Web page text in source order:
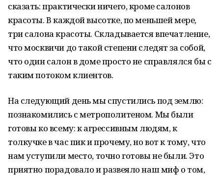
сказать: практически ничего, кроме салонов
красоты. В каждой высотке, по меньшей мере,
три салона красоты. Складывается впечатление,
что москвичи до такой степени следят за собой,
что один салон в доме просто не справлялся бы с
таким потоком клиентов.
На следующий день мы спустились под землю:
познакомились с метрополитеном. Мы были
готовы ко всему: к агрессивным людям, к
толкучке в час пик и прочему, но вот к тому, что
нам уступили место, точно готовы не были. Это
приятно порадовало и развеяло наш миф о том,